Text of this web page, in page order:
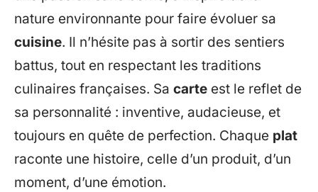
nature environnante pour faire évoluer sa
cuisine. Il n’hésite pas à sortir des sentiers
battus, tout en respectant les traditions
culinaires françaises. Sa carte est le reflet de
sa personnalité : inventive, audacieuse, et
toujours en quête de perfection. Chaque plat
raconte une histoire, celle d’un produit, d’un
moment, d’une émotion.